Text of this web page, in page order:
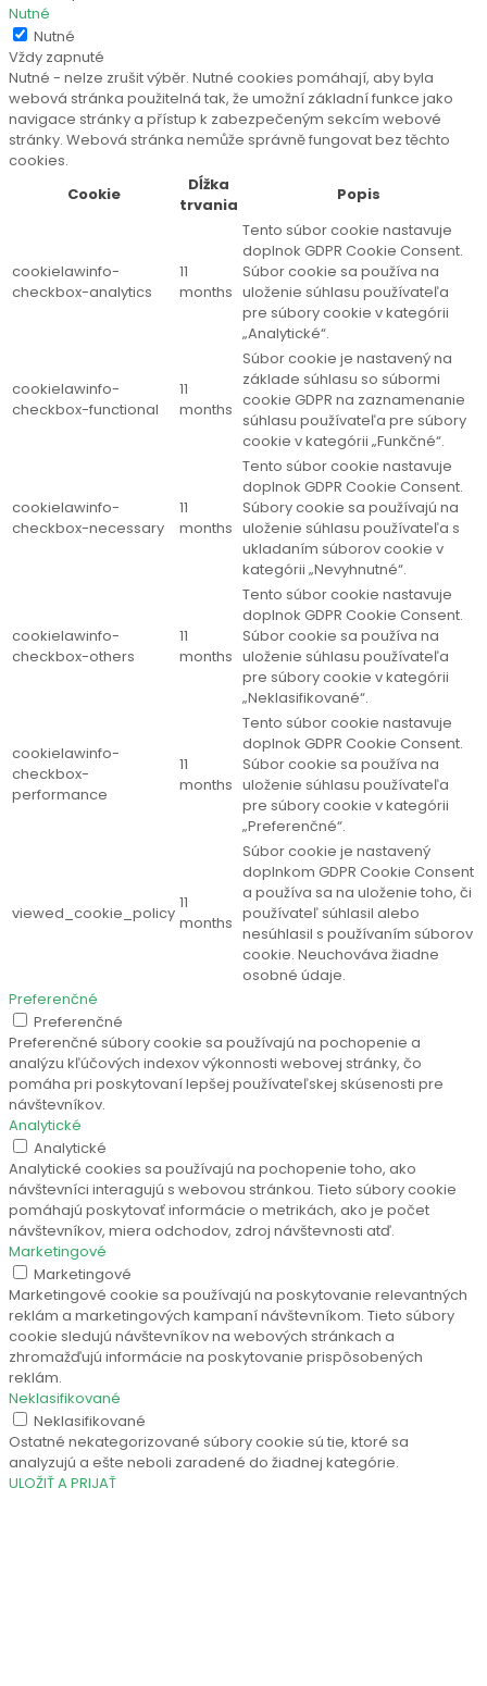
Nutné
Nutné
Vždy zapnuté
Nutné - nelze zrušit výběr. Nutné cookies pomáhají, aby byla
webová stránka použitelná tak, že umožní základní funkce jako
navigace stránky a přístup k zabezpečeným sekcím webové
stránky. Webová stránka nemůže správně fungovat bez těchto
cookies.
Cookie
Dĺžka
trvania
Popis
cookielawinfo-
checkbox-analytics
11
months
Tento súbor cookie nastavuje
doplnok GDPR Cookie Consent.
Súbor cookie sa používa na
uloženie súhlasu používateľa
pre súbory cookie v kategórii
„Analytické“.
cookielawinfo-
checkbox-functional
11
months
Súbor cookie je nastavený na
základe súhlasu so súbormi
cookie GDPR na zaznamenanie
súhlasu používateľa pre súbory
cookie v kategórii „Funkčné“.
cookielawinfo-
checkbox-necessary
11
months
Tento súbor cookie nastavuje
doplnok GDPR Cookie Consent.
Súbory cookie sa používajú na
uloženie súhlasu používateľa s
ukladaním súborov cookie v
kategórii „Nevyhnutné“.
cookielawinfo-
checkbox-others
11
months
Tento súbor cookie nastavuje
doplnok GDPR Cookie Consent.
Súbor cookie sa používa na
uloženie súhlasu používateľa
pre súbory cookie v kategórii
„Neklasifikované“.
cookielawinfo-
checkbox-
performance
11
months
Tento súbor cookie nastavuje
doplnok GDPR Cookie Consent.
Súbor cookie sa používa na
uloženie súhlasu používateľa
pre súbory cookie v kategórii
„Preferenčné“.
viewed_cookie_policy
11
months
Súbor cookie je nastavený
doplnkom GDPR Cookie Consent
a používa sa na uloženie toho, či
používateľ súhlasil alebo
nesúhlasil s používaním súborov
cookie. Neuchováva žiadne
osobné údaje.
Preferenčné
Preferenčné
Preferenčné súbory cookie sa používajú na pochopenie a
analýzu kľúčových indexov výkonnosti webovej stránky, čo
pomáha pri poskytovaní lepšej používateľskej skúsenosti pre
návštevníkov.
Analytické
Analytické
Analytické cookies sa používajú na pochopenie toho, ako
návštevníci interagujú s webovou stránkou. Tieto súbory cookie
pomáhajú poskytovať informácie o metrikách, ako je počet
návštevníkov, miera odchodov, zdroj návštevnosti atď.
Marketingové
Marketingové
Marketingové cookie sa používajú na poskytovanie relevantných
reklám a marketingových kampaní návštevníkom. Tieto súbory
cookie sledujú návštevníkov na webových stránkach a
zhromažďujú informácie na poskytovanie prispôsobených
reklám.
Neklasifikované
Neklasifikované
Ostatné nekategorizované súbory cookie sú tie, ktoré sa
analyzujú a ešte neboli zaradené do žiadnej kategórie.
ULOŽIŤ A PRIJAŤ